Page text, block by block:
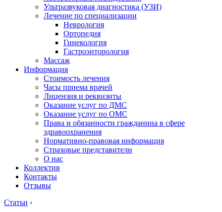
Ультразвуковая диагностика (УЗИ)
Лечение по специализации
Неврология
Ортопедия
Гинекология
Гастроэнторология
Массаж
Информация
Стоимость лечения
Часы приема врачей
Лицензия и реквизиты
Оказание услуг по ДМС
Оказание услуг по ОМС
Права и обязанности гражданина в сфере
здравоохранения
Нормативно-правовая информация
Страховые представители
О нас
Коллектив
Контакты
Отзывы
Статьи ›